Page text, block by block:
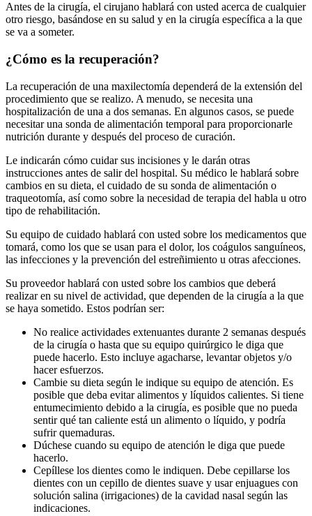
Antes de la cirugía, el cirujano hablará con usted acerca de cualquier
otro riesgo, basándose en su salud y en la cirugía específica a la que
se va a someter.
¿Cómo es la recuperación?
La recuperación de una maxilectomía dependerá de la extensión del
procedimiento que se realizo. A menudo, se necesita una
hospitalización de una a dos semanas. En algunos casos, se puede
necesitar una sonda de alimentación temporal para proporcionarle
nutrición durante y después del proceso de curación.
Le indicarán cómo cuidar sus incisiones y le darán otras
instrucciones antes de salir del hospital. Su médico le hablará sobre
cambios en su dieta, el cuidado de su sonda de alimentación o
traqueotomía, así como sobre la necesidad de terapia del habla u otro
tipo de rehabilitación.
Su equipo de cuidado hablará con usted sobre los medicamentos que
tomará, como los que se usan para el dolor, los coágulos sanguíneos,
las infecciones y la prevención del estreñimiento u otras afecciones.
Su proveedor hablará con usted sobre los cambios que deberá
realizar en su nivel de actividad, que dependen de la cirugía a la que
se haya sometido. Estos podrían ser:
No realice actividades extenuantes durante 2 semanas después
de la cirugía o hasta que su equipo quirúrgico le diga que
puede hacerlo. Esto incluye agacharse, levantar objetos y/o
hacer esfuerzos.
Cambie su dieta según le indique su equipo de atención. Es
posible que deba evitar alimentos y líquidos calientes. Si tiene
entumecimiento debido a la cirugía, es posible que no pueda
sentir qué tan caliente está un alimento o líquido, y podría
sufrir quemaduras.
Dúchese cuando su equipo de atención le diga que puede
hacerlo.
Cepíllese los dientes como le indiquen. Debe cepillarse los
dientes con un cepillo de dientes suave y usar enjuagues con
solución salina (irrigaciones) de la cavidad nasal según las
indicaciones.